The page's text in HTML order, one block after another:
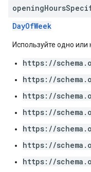
openingHours
DayOfWeek
Используйте одно
https://
https://
https://
https://
https://
https://
https://